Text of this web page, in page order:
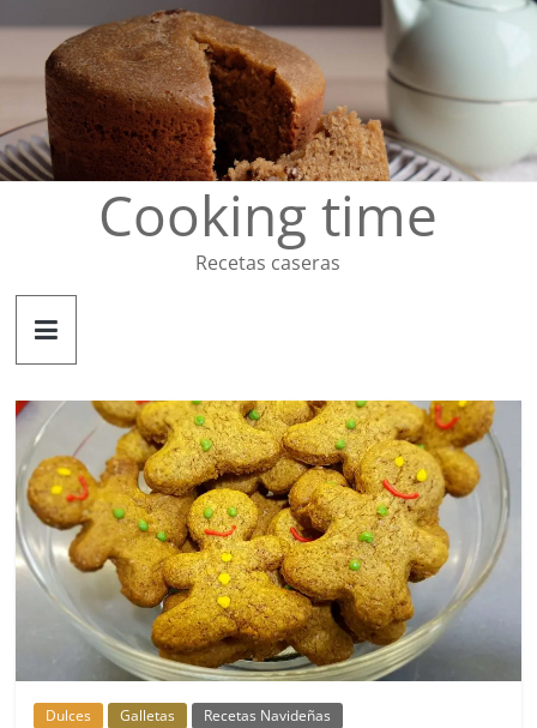
contenido
Cooking time
Recetas caseras
Dulces Galletas Recetas Navideñas